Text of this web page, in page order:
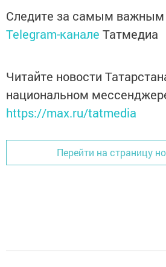
Следите за самым важным
Telegram-канале Татмедиа
Читайте новости
национальном
https://max.ru/tatmedia
Перейти на страницу